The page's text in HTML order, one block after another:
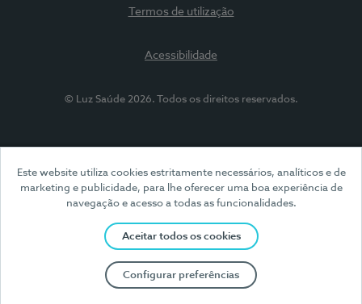
Este website utiliza cookies estritamente necessários, analíticos e de
marketing e publicidade, para lhe oferecer uma boa experiência de
navegação e acesso a todas as funcionalidades.
Aceitar todos os cookies
Configurar preferências
Termos de utilização
Acessibilidade
© Luz Saúde 2026. Todos os direitos reservados.